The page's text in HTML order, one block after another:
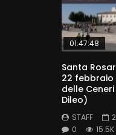
01:47:48
Santa
22 febbraio
delle
Dileo)
STAFF
0
15.5K